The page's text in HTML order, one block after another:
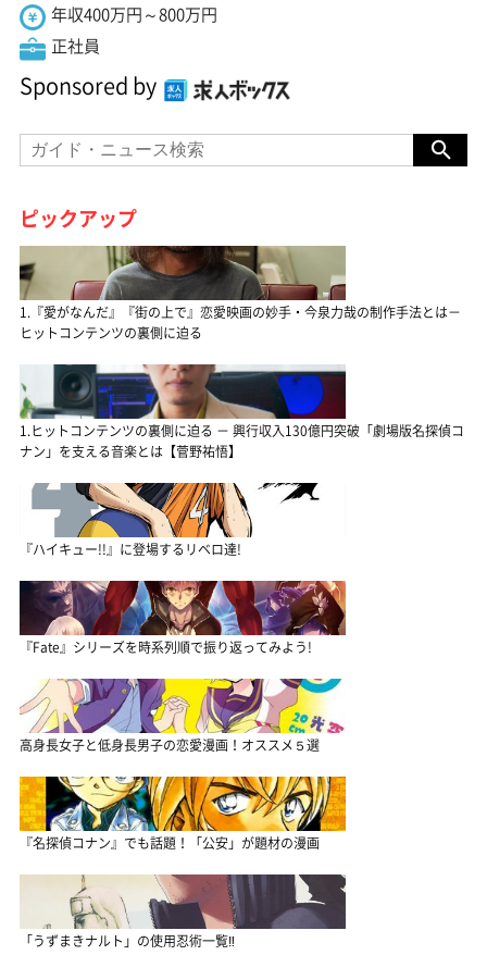
年収400万円～800万円
正社員
Sponsored by
ピックアップ
1.『愛がなんだ』『街の上で』恋愛映画の妙手・今泉力哉の制作手法とは－
ヒットコンテンツの裏側に迫る
1.ヒットコンテンツの裏側に迫る － 興行収入130億円突破「劇場版名探偵コ
ナン」を支える音楽とは【菅野祐悟】
『ハイキュー!!』に登場するリベロ達!
『Fate』シリーズを時系列順で振り返ってみよう!
高身長女子と低身長男子の恋愛漫画！オススメ５選
『名探偵コナン』でも話題！「公安」が題材の漫画
「うずまきナルト」の使用忍術一覧‼